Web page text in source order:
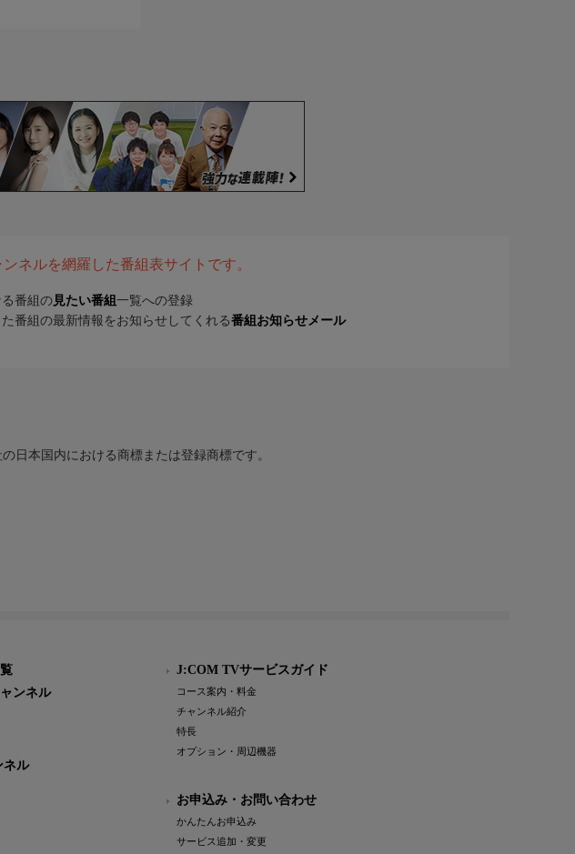
ネルを網羅した番組表サイトです。
番組の 見たい番組 一覧への登録
番組の最新情報をお知らせしてくれる番組お知らせメール
日本国内における商標または登録商標です。
ンネル
ネル
J:COM TVサービスガイド
コース案内・料金
チャンネル紹介
特長
オプション・周辺機器
お申込み・お問い合わせ
かんたんお申込み
サービス追加・変更